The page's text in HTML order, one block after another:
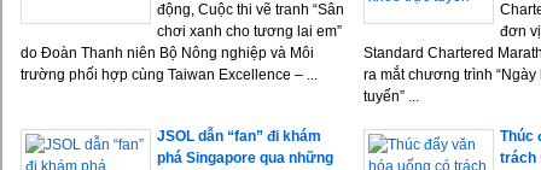
động, Cuộc thi vẽ tranh “Sân
chơi xanh cho tương lai em”
do Đoàn Thanh niên Bộ Nông nghiệp và Môi
trường phối hợp cùng Taiwan Excellence – ...
đơn
Standard Chartered
ra mắt chương trình
tuyến” ...
JSOL dẫn “fan” đi khám
phá Singapore qua những
Thúc
trách